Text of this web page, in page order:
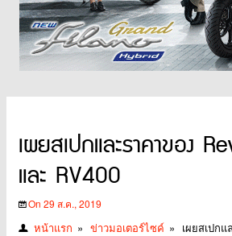
เผยสเปกและราคาของ
และ RV400
On 29 ส.ค., 2019
หน้าแรก » ข่าวมอเตอร์ไซค์ » เผยสเปก